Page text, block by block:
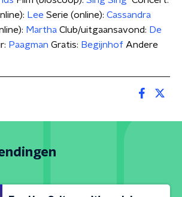
Lee Serie (online): Cassandra
Martha Club/uitgaansavond: De
Paagman Gratis: Begijnhof Andere